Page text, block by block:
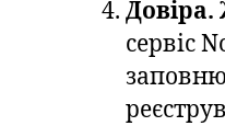
Довіра.
сервіс